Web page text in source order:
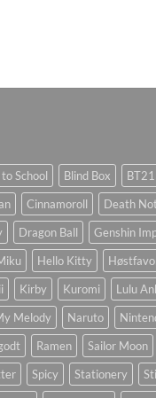
School Blind Box BT21
Cinnamoroll
Death
Dragon Ball Genshin
Hello Kitty
Kirby Kuromi
Lulu
Melody Naruto
Ramen Sailor Moon
Spicy Stationery